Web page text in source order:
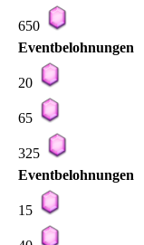
650
Eventbelohnungen
20
65
325
Eventbelohnungen
15